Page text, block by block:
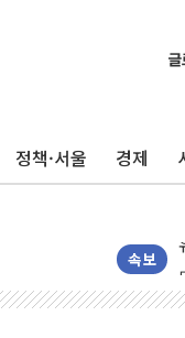
정책·서울 경제
속보